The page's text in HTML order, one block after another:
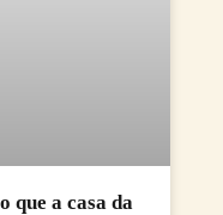
que a casa da